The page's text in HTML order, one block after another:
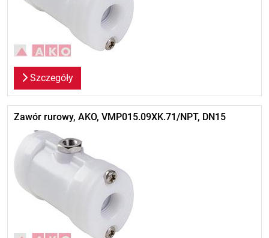
Szczegóły
Zawór rurowy, AKO, VMP015.09XK.71/NPT, DN15